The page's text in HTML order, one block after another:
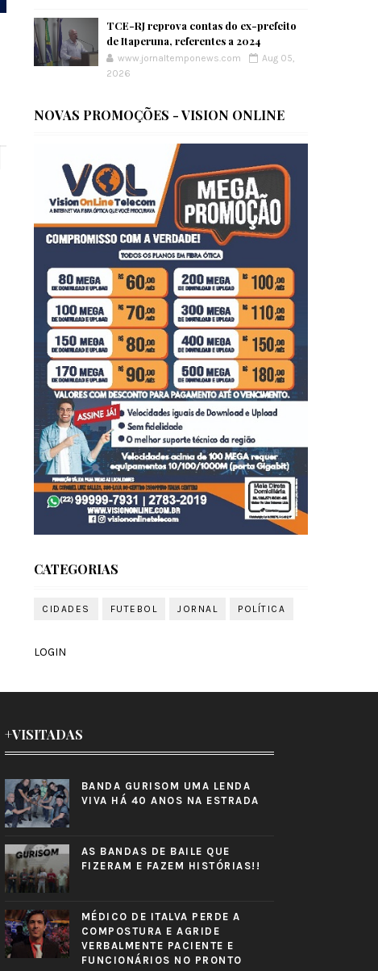
TCE-RJ reprova contas do ex-prefeito
de Itaperuna, referentes a 2024
www.jornaltemponews.com
Aug 05,
2026
NOVAS PROMOÇÕES - VISION ONLINE
CATEGORIAS
CIDADES FUTEBOL JORNAL POLÍTICA
LOGIN
+VISITADAS
BANDA GURISOM UMA LENDA
VIVA HÁ 40 ANOS NA ESTRADA
AS BANDAS DE BAILE QUE
FIZERAM E FAZEM HISTÓRIAS!!
MÉDICO DE ITALVA PERDE A
COMPOSTURA E AGRIDE
VERBALMENTE PACIENTE E
FUNCIONÁRIOS NO PRONTO